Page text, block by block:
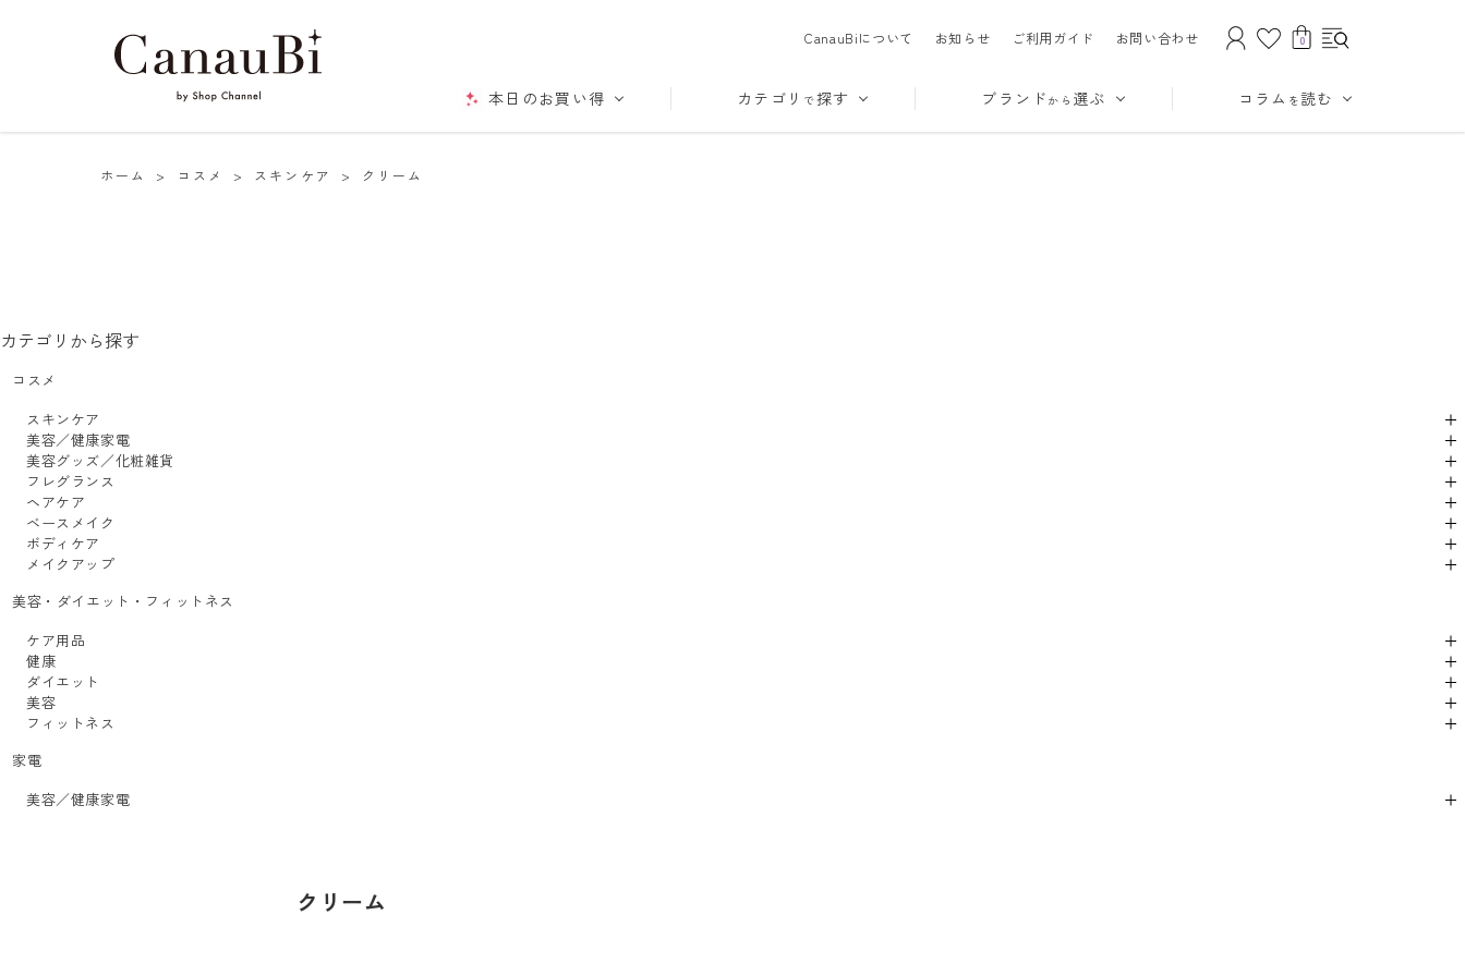
CanauBiについて お知らせ ご利用ガイド お問い合わせ 0
本日のお買い得 カテゴリ で探す ブランド から 選ぶ コラム を読む
ホーム > コスメ > スキンケア > クリーム
カテゴリから探す
コスメ
スキンケア
美容／健康家電
美容グッズ／化粧雑貨
フレグランス
ヘアケア
ベースメイク
ボディケア
メイクアップ
美容・ダイエット・フィットネス
ケア用品
健康
ダイエット
美容
フィットネス
家電
美容／健康家電
クリーム